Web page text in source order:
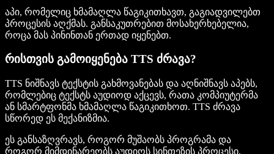
აპი, რომელიც ხმამაღლა წაგიკითხავთ, გაგიადვილებთ
პროცესის აღქმას. განსაკუთრებით მოსახერხებელია,
როცა მას პინინთან ერთად იყენებთ.
რისთვის გამოიყენება TTS ძრავა?
TTS ნიშნავს ტექსტის გახმოვანებას და აღნიშნავს აპებს,
რომლებიც ტექსტს აუდიოდ აქცევს, რათა კომპიუტერმა
ან სმარტფონმა ხმამაღლა წაგიკითხოთ. TTS ძრავა
სწორედ ეს მექანიზმია.
ეს განსაზღვრავს, როგორ მუშაობს პროგრამა და
როგორ მიმდინარეობს აუდიოს სინთეზის პროცესი.